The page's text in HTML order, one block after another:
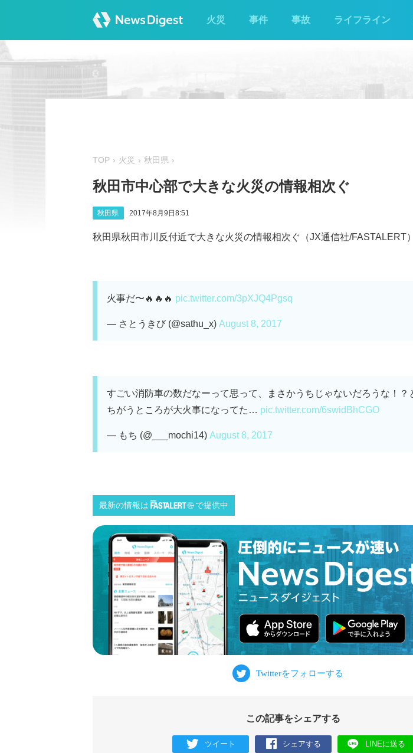
火災 事件 事故 ライフライン
TOP 火災 秋田県
秋田市中心部で大きな火災の情報相次ぐ
秋田県 2017年8月9日8:51
秋田県秋田市川反付近で大きな火災の情報相次ぐ（JX通信社/FASTALERT）
火事だ〜🔥🔥🔥 pic.twitter.com/3pXJQ4Pgsq
— さとうきび (@sathu_x) August 8, 2017
すごい消防車の数だなーって思って、まさかうちじゃないだろうな！？
ちがうところが大火事になってた… pic.twitter.com/6swidBhCGO
— もち (@___mochi14) August 8, 2017
最新の情報は で提供中
この記事をシェアする
ツイート シェアする LINEに送る